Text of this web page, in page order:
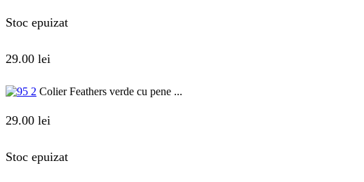
Stoc epuizat
29.00 lei
Colier Feathers verde cu pene ...
29.00 lei
Stoc epuizat